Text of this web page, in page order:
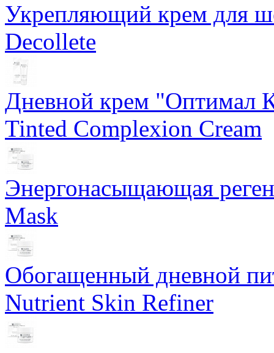
Укрепляющий крем для
Decollete
Дневной крем "Оптимал
Tinted Complexion Cream
Энергонасыщающая
Mask
Обогащенный дневной
Nutrient Skin Refiner